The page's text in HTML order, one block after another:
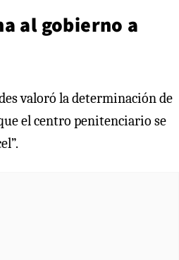
al gobierno a
valoró la determinación de
el centro penitenciario se